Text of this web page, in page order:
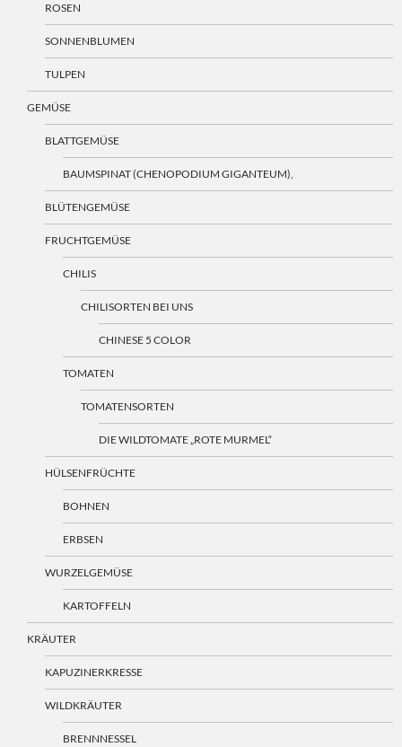
ROSEN
SONNENBLUMEN
TULPEN
GEMÜSE
BLATTGEMÜSE
BAUMSPINAT (CHENOPODIUM GIGANTEUM),
BLÜTENGEMÜSE
FRUCHTGEMÜSE
CHILIS
CHILISORTEN BEI UNS
CHINESE 5 COLOR
TOMATEN
TOMATENSORTEN
DIE WILDTOMATE „ROTE MURMEL“
HÜLSENFRÜCHTE
BOHNEN
ERBSEN
WURZELGEMÜSE
KARTOFFELN
KRÄUTER
KAPUZINERKRESSE
WILDKRÄUTER
BRENNNESSEL